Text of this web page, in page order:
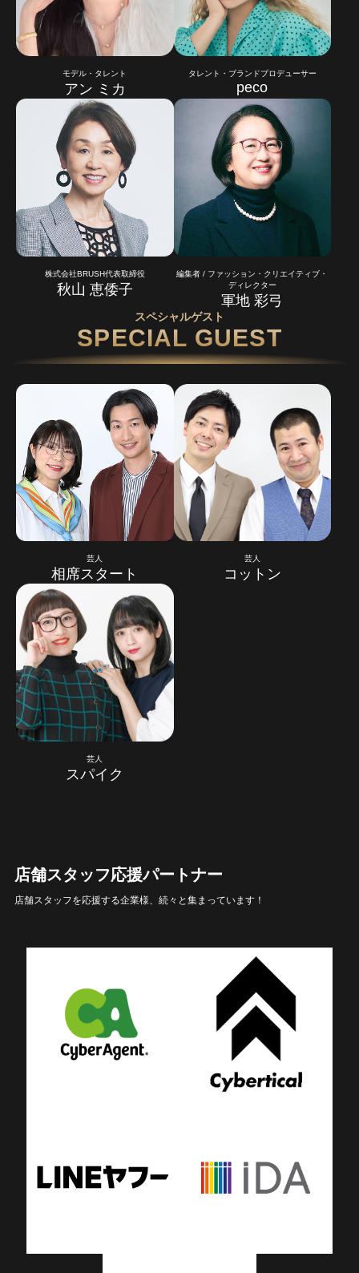
モデル・タレント
アン ミカ
タレント・ブランドプロデューサー
peco
株式会社BRUSH代表取締役
秋山 恵倭子
編集者 / ファッション・クリエイティブ・
ディレクター
軍地 彩弓
スペシャルゲスト
SPECIAL GUEST
芸人
相席スタート
芸人
コットン
芸人
スパイク
店舗スタッフ応援パートナー
店舗スタッフを応援する企業様、続々と集まっています！